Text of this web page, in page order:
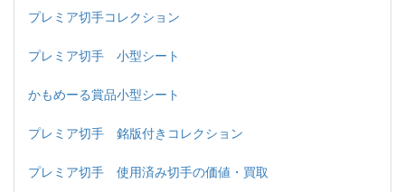
プレミア切手コレクション
プレミア切手 小型シート
かもめーる賞品小型シート
プレミア切手 銘版付きコレクション
プレミア切手 使用済み切手の価値・買取